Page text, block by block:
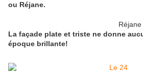
ou Réjane.
Réjane
La façade plate et triste ne donne
époque brillante!